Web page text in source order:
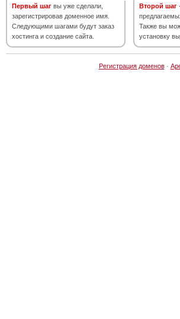
Первый шаг вы уже сделали,
зарегистрировав доменное имя.
Следующими шагами будут заказ
хостинга и создание сайта.
Второй шаг
Также вы
установку
Регистрация доменов·